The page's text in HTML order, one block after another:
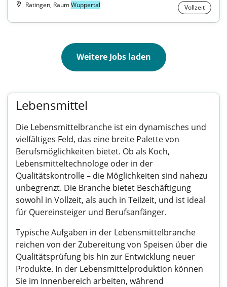
Ratingen, RaumWuppertal Vollzeit
Weitere Jobs laden
Lebensmittel
Die Lebensmittelbranche ist ein dynamisches und
vielfältiges Feld, das eine breite Palette von
Berufsmöglichkeiten bietet. Ob als Koch,
Lebensmitteltechnologe oder in der
Qualitätskontrolle – die Möglichkeiten sind nahezu
unbegrenzt. Die Branche bietet Beschäftigung
sowohl in Vollzeit, als auch in Teilzeit, und ist ideal
für Quereinsteiger und Berufsanfänger.
Typische Aufgaben in der Lebensmittelbranche
reichen von der Zubereitung von Speisen über die
Qualitätsprüfung bis hin zur Entwicklung neuer
Produkte. In der Lebensmittelproduktion können
Sie im Innenbereich arbeiten, während